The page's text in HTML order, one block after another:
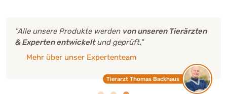
"Alle unsere Produkte werden von unseren Tierärzten
& Experten entwickeltund geprüft."
Mehr über unser Expertenteam
Tierarzt Thomas Backhaus